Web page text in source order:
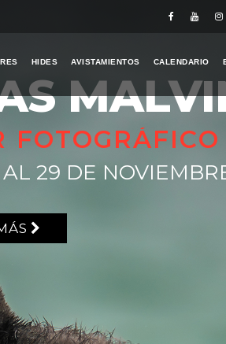
HIDES AVISTAMIENTOS CALENDARIO
AL 29 DE
FOTOGRÁFICO